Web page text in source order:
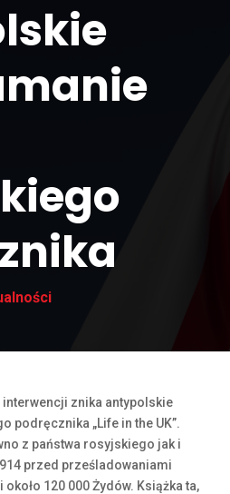
interwencji znika antypolskie
podręcznika „Life in the UK”.
z państwa rosyjskiego jak i
przed prześladowaniami
120 000 Żydów. Książka ta,